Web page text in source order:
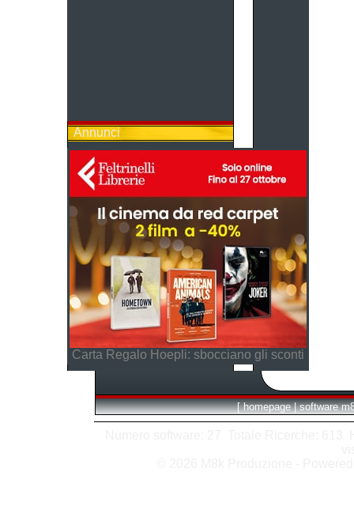
Annunci
Carta Regalo Hoepli: sbocciano gli sconti
[ homepage | software